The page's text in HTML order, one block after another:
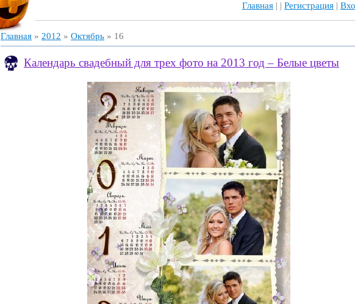
Главная | | Регистрация |
Главная » 2012 » Октябрь » 16
Календарь свадебный для трех фото на 2013 год – Белые цветы